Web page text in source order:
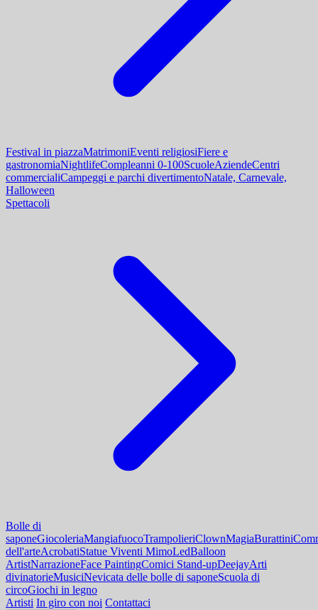
Festival in piazzaMatrimoniEventi religiosiFiere e
gastronomiaNightlifeCompleanni 0-100ScuoleAziendeCentri
commercialiCampeggi e parchi divertimentoNatale, Carnevale,
Halloween
Spettacoli
Bolle di
saponeGiocoleriaMangiafuocoTrampolieriClownMagiaBurattini
dell'arteAcrobatiStatue Viventi MimoLedBalloon
ArtistNarrazioneFace PaintingComici Stand-upDeejayArti
divinatorieMusiciNevicata delle bolle di saponeScuola di
circoGiochi in legno
Artisti In giro con noi Contattaci